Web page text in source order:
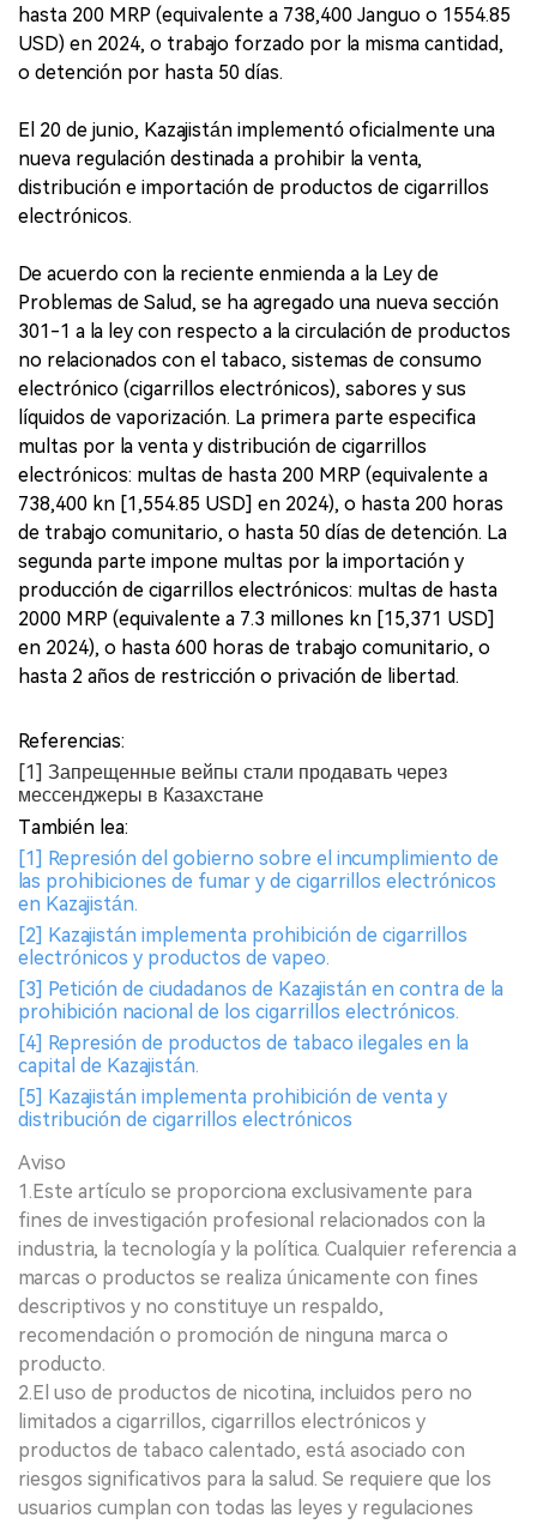
hasta 200 MRP (equivalente a 738,400 Janguo o 1554.85
USD) en 2024, o trabajo forzado por la misma cantidad,
o detención por hasta 50 días.
El 20 de junio, Kazajistán implementó oficialmente una
nueva regulación destinada a prohibir la venta,
distribución e importación de productos de cigarrillos
electrónicos.
De acuerdo con la reciente enmienda a la Ley de
Problemas de Salud, se ha agregado una nueva sección
301-1 a la ley con respecto a la circulación de productos
no relacionados con el tabaco, sistemas de consumo
electrónico (cigarrillos electrónicos), sabores y sus
líquidos de vaporización. La primera parte especifica
multas por la venta y distribución de cigarrillos
electrónicos: multas de hasta 200 MRP (equivalente a
738,400 kn [1,554.85 USD] en 2024), o hasta 200 horas
de trabajo comunitario, o hasta 50 días de detención. La
segunda parte impone multas por la importación y
producción de cigarrillos electrónicos: multas de hasta
2000 MRP (equivalente a 7.3 millones kn [15,371 USD]
en 2024), o hasta 600 horas de trabajo comunitario, o
hasta 2 años de restricción o privación de libertad.
Referencias:
[1] Запрещенные вейпы стали продавать через
мессенджеры в Казахстане
También lea:
[1] Represión del gobierno sobre el incumplimiento de
las prohibiciones de fumar y de cigarrillos electrónicos
en Kazajistán.
[2] Kazajistán implementa prohibición de cigarrillos
electrónicos y productos de vapeo.
[3] Petición de ciudadanos de Kazajistán en contra de la
prohibición nacional de los cigarrillos electrónicos.
[4] Represión de productos de tabaco ilegales en la
capital de Kazajistán.
[5] Kazajistán implementa prohibición de venta y
distribución de cigarrillos electrónicos
Aviso
1.Este artículo se proporciona exclusivamente para
fines de investigación profesional relacionados con la
industria, la tecnología y la política. Cualquier referencia a
marcas o productos se realiza únicamente con fines
descriptivos y no constituye un respaldo,
recomendación o promoción de ninguna marca o
producto.
2.El uso de productos de nicotina, incluidos pero no
limitados a cigarrillos, cigarrillos electrónicos y
productos de tabaco calentado, está asociado con
riesgos significativos para la salud. Se requiere que los
usuarios cumplan con todas las leyes y regulaciones